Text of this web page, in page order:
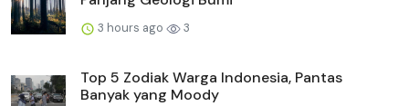
3 hours ago 3
Top 5 Zodiak Warga Indonesia, Pantas
Banyak yang Moody